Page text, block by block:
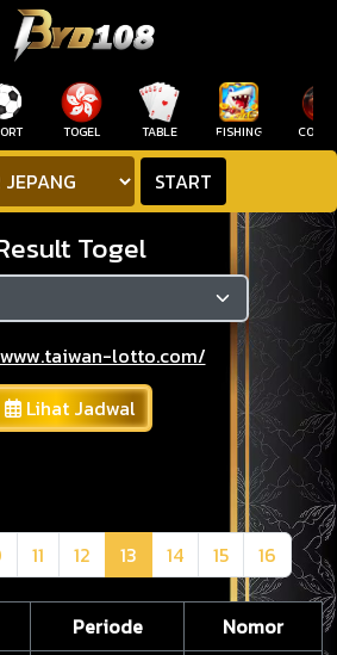
TOGEL TABLE FISHING COCK
START
Togel
lotto.com/
Lihat Jadwal
11 12 13 14 15 16
Periode
Nomor